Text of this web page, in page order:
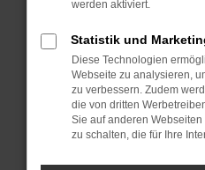
Probleme zu beheben.
Stelle sicher, dass
Betriebssystem auf
sind.
Veraltete Software
Sicherheitsrisiko,
führen, dass
werden aktiviert.
Statistik und
Diese Technologien
Webseite zu analysieren,
zu verbessern. Zudem
die von dritten
Sie auf anderen
zu schalten, die für Ihre